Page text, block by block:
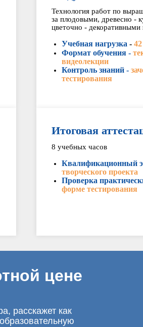
Технология работ по
за плодовыми, древесно -
цветочно - декоративными
Учебная нагрузка -
Формат обучения -
видеолекции
Контроль знаний -
тестирования
Итоговая
8 учебных часов
Квалификационный
творческого проекта
Проверка
форме тестирования
цене
расскажет как